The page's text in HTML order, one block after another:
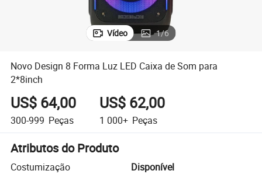
Vídeo 1/6
Novo Design 8 Forma Luz LED Caixa de Som para
2*8inch
US$ 64,00
300-999 Peças
US$ 62,00
1 000+ Peças
Atributos do Produto
Costumização
Disponível